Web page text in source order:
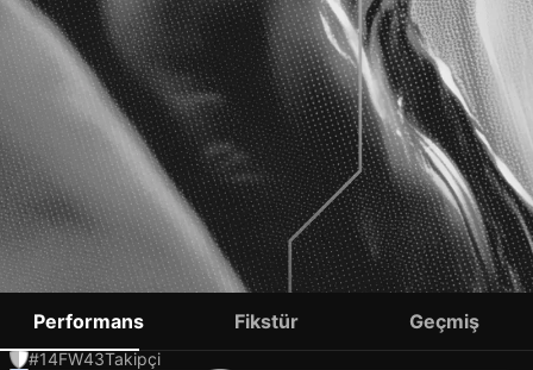
JACOPO DESOGUS
#14FW43Takipçi
Performans Fikstür Geçmiş